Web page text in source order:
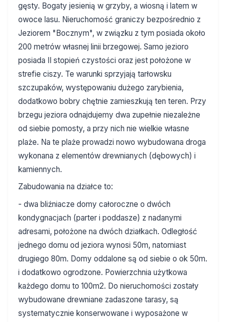
gęsty. Bogaty jesienią w grzyby, a wiosną i latem w
owoce lasu. Nieruchomość graniczy bezpośrednio z
Jeziorem "Bocznym", w związku z tym posiada około
200 metrów własnej linii brzegowej. Samo jezioro
posiada II stopień czystości oraz jest położone w
strefie ciszy. Te warunki sprzyjają tarłowsku
szczupaków, występowaniu dużego zarybienia,
dodatkowo bobry chętnie zamieszkują ten teren. Przy
brzegu jeziora odnajdujemy dwa zupełnie niezależne
od siebie pomosty, a przy nich nie wielkie własne
plaże. Na te plaże prowadzi nowo wybudowana droga
wykonana z elementów drewnianych (dębowych) i
kamiennych.
Zabudowania na działce to:
- dwa bliźniacze domy całoroczne o dwóch
kondygnacjach (parter i poddasze) z nadanymi
adresami, położone na dwóch działkach. Odległość
jednego domu od jeziora wynosi 50m, natomiast
drugiego 80m. Domy oddalone są od siebie o ok 50m.
i dodatkowo ogrodzone. Powierzchnia użytkowa
każdego domu to 100m2. Do nieruchomości zostały
wybudowane drewniane zadaszone tarasy, są
systematycznie konserwowane i wyposażone w